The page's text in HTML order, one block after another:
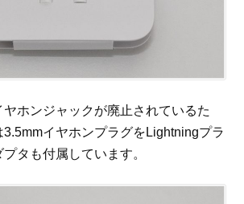
ホンジャックが廃止されているた
イヤホンプラグをLightningプラ
タも付属しています。